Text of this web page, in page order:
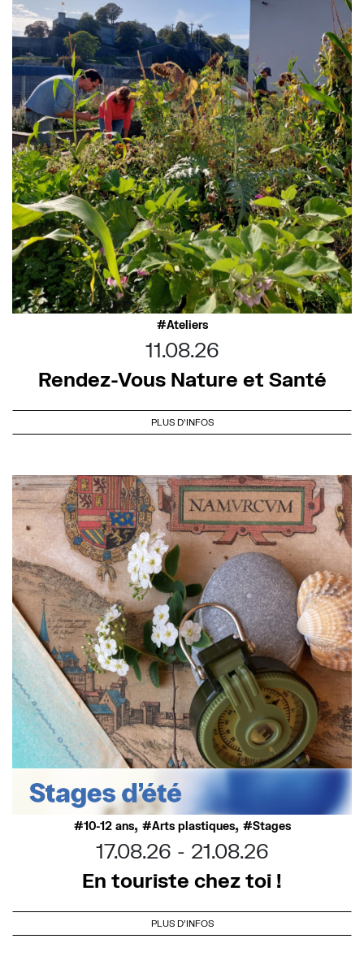
Ateliers
11.08.26
Rendez-Vous Nature et Santé
PLUS D'INFOS
10-12 ans, Arts plastiques, Stages
17.08.26
21.08.26
En touriste chez toi !
PLUS D'INFOS